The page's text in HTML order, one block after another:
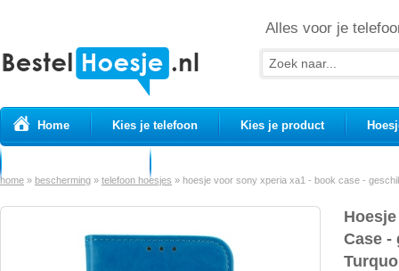
Alles voor je
Home Kies je telefoon Kies je product
home » bescherming » telefoon hoesjes » hoesje voor sony xperia xa1 - book case -
Case -